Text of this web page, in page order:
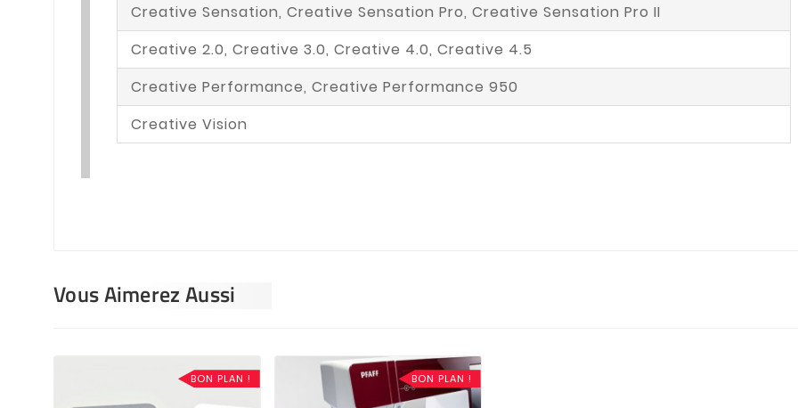
Creative Sensation, Creative Sensation Pro, Creative Sensation Pro II
Creative 2.0, Creative 3.0, Creative 4.0, Creative 4.5
Creative Performance, Creative Performance 950
Creative Vision
Vous Aimerez Aussi
BON PLAN ! BON PLAN !